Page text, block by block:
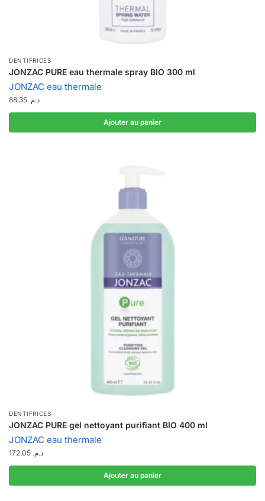
DENTIFRICES
JONZAC PURE eau thermale spray BIO 300 ml
JONZAC eau thermale
د.م.
Ajouter au panier
DENTIFRICES
JONZAC PURE gel nettoyant purifiant BIO 400 ml
JONZAC eau thermale
د.م.
Ajouter au panier